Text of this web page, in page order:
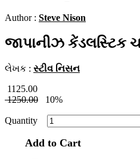
Author : Steve Nison
જાપાનીઝ કેંડલસ્ટિક
લેખક : સ્ટીવ નિસન
1125.00
1250.00
10%
Quantity
Add to Cart